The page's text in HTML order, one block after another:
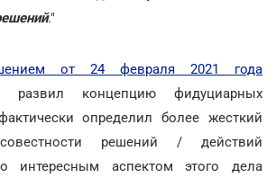
."
от 24 февраля 2021 года
развил концепцию фидуциарных
определил более жесткий
решений / действий
интересным аспектом этого дела